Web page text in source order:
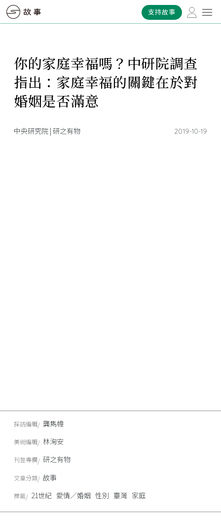
支持故事
你的家庭幸福嗎？中研院調查
指出：家庭幸福的關鍵在於對
婚姻是否滿意
中央研究院 | 研之有物 2019-10-19
採訪編輯 龔雋幃
美術編輯 林洵安
刊登專欄 研之有物
文章分類 故事
標籤 21世紀 愛情／婚姻 性別 臺灣 家庭